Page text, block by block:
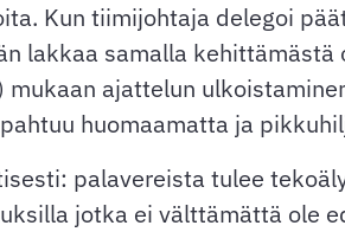
Kun tiimijohtaja delegoi
lakkaa samalla
ajattelun
huomaamatta ja
palavereista tulee
jotka ei välttämättä ole